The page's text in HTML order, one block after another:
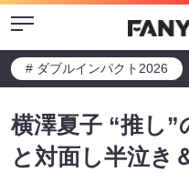
Menu
# ダブルインパクト2026
横澤夏子 “推し
と対面し半泣き